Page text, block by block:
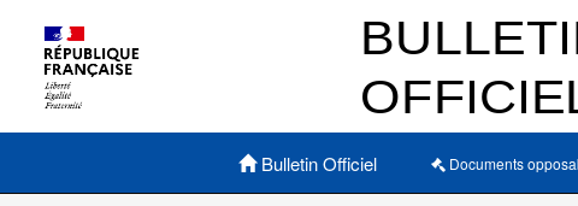
Menu principal
Bulletin Officiel Documents